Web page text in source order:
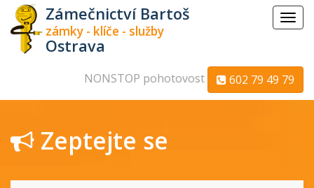
Menu
Zámečnictví Bartoš
zámky - klíče - služby
Ostrava
NONSTOP pohotovost 602 79 49 79
Zeptejte se